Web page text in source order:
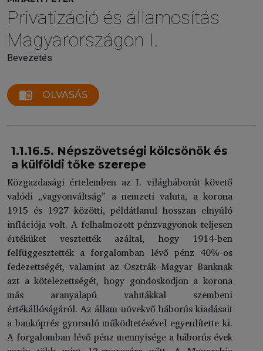
Privatizáció és államosítás
Magyarországon I.
Bevezetés
menu_book OLVASÁS
1.1.16.5. Népszövetségi kölcsönök és
a külföldi tőke szerepe
Közgazdasági értelemben az I. világháborút követő
valódi „vagyonváltság” a nemzeti valuta, a korona
1915 és 1927 közötti, példátlanul hosszan elnyúló
inflációja volt. A felhalmozott pénzvagyonok teljesen
értéküket vesztették azáltal, hogy 1914-ben
felfüggesztették a forgalomban lévő pénz 40%-os
fedezettségét, valamint az Osztrák–Magyar Banknak
azt a kötelezettségét, hogy gondoskodjon a korona
más aranyalapú valutákkal szembeni
értékállóságáról. Az állam növekvő háborús kiadásait
a bankóprés gyorsuló működtetésével egyenlítette ki.
A forgalomban lévő pénz mennyisége a háborús évek